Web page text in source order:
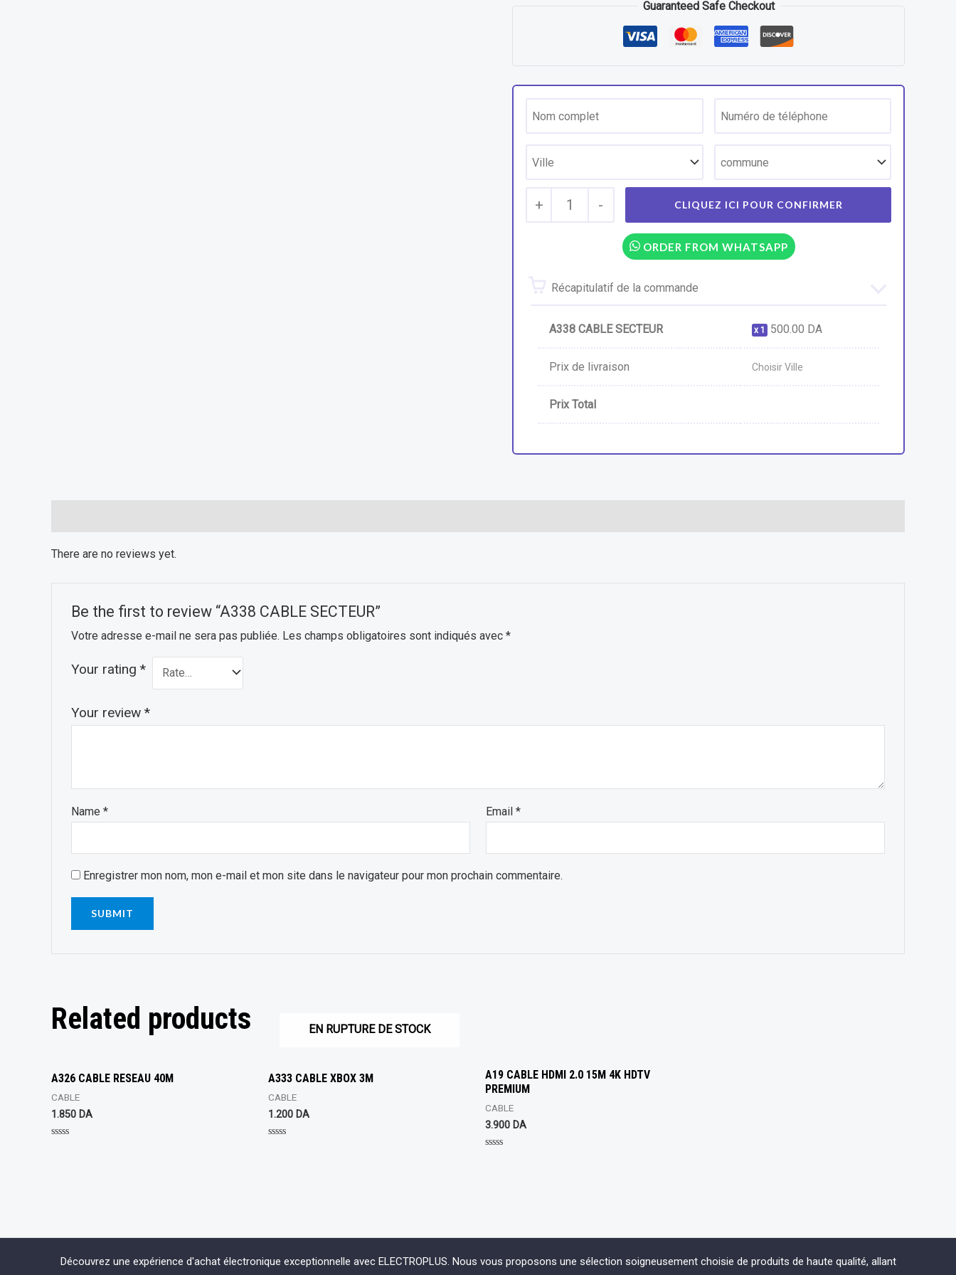
Guaranteed Safe Checkout
+ 1 -
ORDER FROM WHATSAPP
Récapitulatif de la commande
A338 CABLE SECTEUR 1 500.00 DA
Prix de livraison Choisir Ville
Prix Total
There are no reviews yet.
Be the first to review “A338 CABLE SECTEUR”
Votre adresse e-mail ne sera pas publiée. Les champs obligatoires sont indiqués avec *
Your rating *
Your review *
Name * Email*
Enregistrer mon nom, mon e-mail et mon site dans le navigateur pour mon prochain commentaire.
Related products
A326 CABLE RESEAU 40M
CABLE
1.850 DA
EN RUPTURE DE STOCK
A333 CABLE XBOX 3M
CABLE
1.200 DA
A19 CABLE HDMI 2.0 15M 4K HDTV
PREMIUM
CABLE
3.900 DA
Découvrez une expérience d'achat électronique exceptionnelle avec ELECTROPLUS. Nous vous proposons une sélection soigneusement choisie de produits de haute qualité, allant